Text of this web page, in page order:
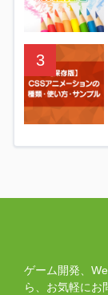
ゲーム開発、
ら、お気軽にお